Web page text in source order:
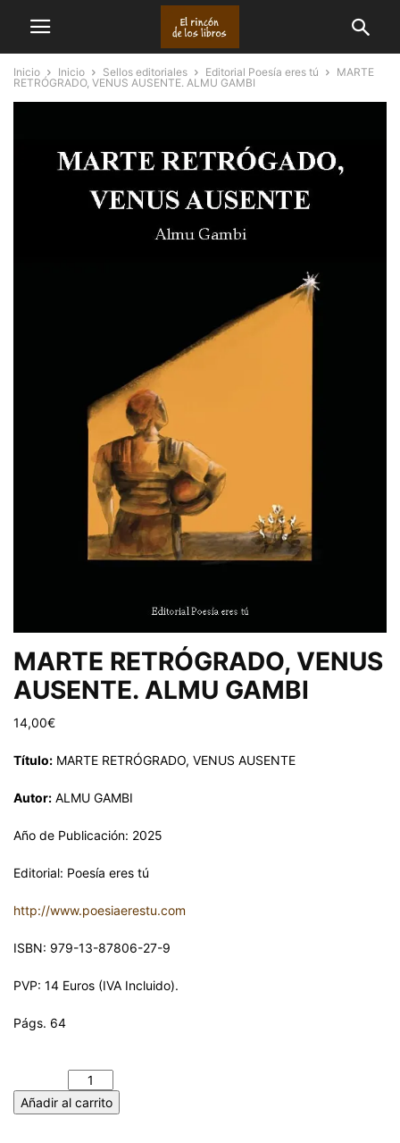
Inicio Inicio Sellos editoriales Editorial Poesía eres tú
MARTE
RETRÓGRADO, VENUS AUSENTE. ALMU GAMBI
MARTE RETRÓGRADO, VENUS
AUSENTE. ALMU GAMBI
14,00€
Título: MARTE RETRÓGRADO, VENUS AUSENTE
Autor: ALMU GAMBI
Año de Publicación: 2025
Editorial: Poesía eres tú
http://www.poesiaerestu.com
ISBN: 979-13-87806-27-9
PVP: 14 Euros (IVA Incluido).
Págs. 64
Añadir al carrito